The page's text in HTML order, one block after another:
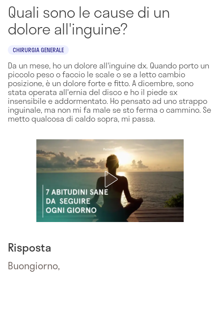
Quali sono le cause di un
dolore all'inguine?
CHIRURGIA GENERALE
Da un mese, ho un dolore all'inguine dx. Quando porto un
piccolo peso o faccio le scale o se a letto cambio
posizione, è un dolore forte e fitto. A dicembre, sono
stata operata all'ernia del disco e ho il piede sx
insensibile e addormentato. Ho pensato ad uno strappo
inguinale, ma non mi fa male se sto ferma o cammino. Se
metto qualcosa di caldo sopra, mi passa.
Risposta
Buongiorno,